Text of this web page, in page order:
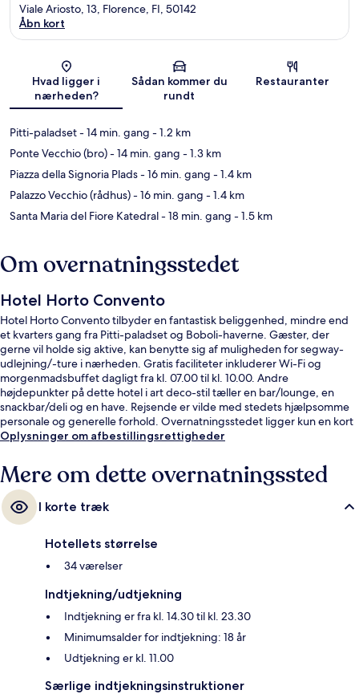
Kort
Viale Ariosto, 13, Florence, FI, 50142
Åbn kort
Hvad ligger i
nærheden?
Sådan kommer du
rundt
Restauranter
Pitti-paladset- 14 min. gang - 1.2 km
Ponte Vecchio (bro)- 14 min. gang - 1.3 km
Piazza della Signoria Plads- 16 min. gang - 1.4 km
Palazzo Vecchio (rådhus)- 16 min. gang - 1.4 km
Santa Maria del Fiore Katedral- 18 min. gang - 1.5 km
Om overnatningsstedet
Hotel Horto Convento
Hotel Horto Convento tilbyder en fantastisk beliggenhed, mindre end
et kvarters gang fra Pitti-paladset og Boboli-haverne. Gæster, der
gerne vil holde sig aktive, kan benytte sig af muligheden for segway-
udlejning/-ture i nærheden. Gratis faciliteter inkluderer Wi-Fi og
morgenmadsbuffet dagligt fra kl. 07.00 til kl. 10.00. Andre
højdepunkter på dette hotel i art deco-stil tæller en bar/lounge, en
snackbar/deli og en have. Rejsende er vilde med stedets hjælpsomme
personale og generelle forhold. Overnatningsstedet ligger kun en kort
gåtur fra offentlig transport: Alamanni - Stazione Santa Maria Novella
Oplysninger om afbestillingsrettigheder
Mere om dette overnatningssted
I korte træk
Hotellets størrelse
34 værelser
Indtjekning/udtjekning
Indtjekning er fra kl. 14.30 til kl. 23.30
Minimumsalder for indtjekning: 18 år
Udtjekning er kl. 11.00
Særlige indtjekningsinstruktioner